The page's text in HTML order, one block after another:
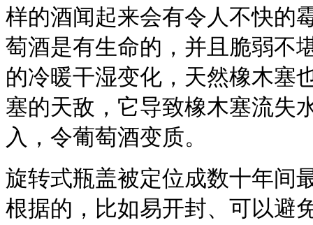
样的酒闻起来会有令人不快的
萄酒是有生命的，并且脆弱不
的冷暖干湿变化，天然橡木塞
塞的天敌，它导致橡木塞流失
入，令葡萄酒变质。
旋转式瓶盖被定位成数十年间
根据的，比如易开封、可以避